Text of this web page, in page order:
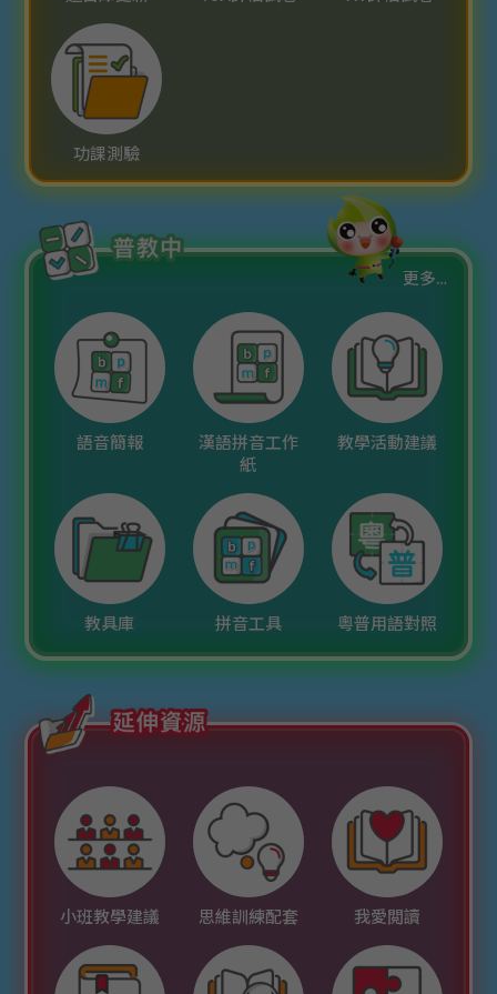
功課測驗
語音簡報
漢語拼音工作
紙
教學活動建議
教具庫 拼音工具 粵普用語對照
更多…
小班教學建議 思維訓練配套 我愛閲讀